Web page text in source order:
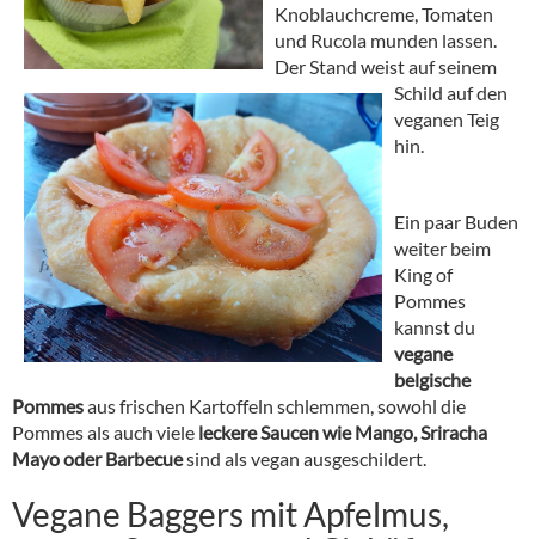
Knoblauchcreme, Tomaten
und Rucola munden lassen.
Der Stand weist auf seinem
Schild auf den
veganen Teig
hin.
Ein paar Buden
weiter beim
King of
Pommes
kannst du
vegane
belgische
Pommesaus frischen Kartoffeln schlemmen, sowohl die
Pommes als auch viele leckere Saucen wie Mango, Sriracha
Mayo oder Barbecuesind als vegan ausgeschildert.
Vegane Baggers mit Apfelmus,